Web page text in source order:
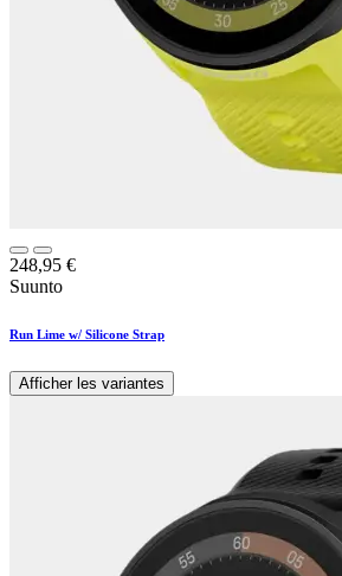
248,95 €
Suunto
Run Lime w/ Silicone Strap
Afficher les variantes